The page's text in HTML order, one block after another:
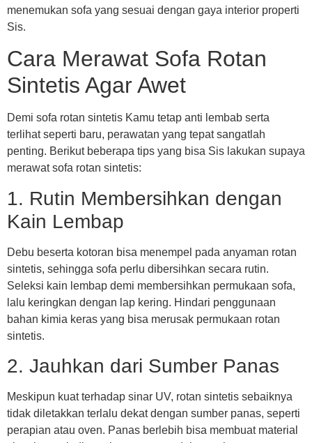
menemukan sofa yang sesuai dengan gaya interior properti
Sis.
Cara Merawat Sofa Rotan
Sintetis Agar Awet
Demi sofa rotan sintetis Kamu tetap anti lembab serta
terlihat seperti baru, perawatan yang tepat sangatlah
penting. Berikut beberapa tips yang bisa Sis lakukan supaya
merawat sofa rotan sintetis:
1. Rutin Membersihkan dengan
Kain Lembap
Debu beserta kotoran bisa menempel pada anyaman rotan
sintetis, sehingga sofa perlu dibersihkan secara rutin.
Seleksi kain lembap demi membersihkan permukaan sofa,
lalu keringkan dengan lap kering. Hindari penggunaan
bahan kimia keras yang bisa merusak permukaan rotan
sintetis.
2. Jauhkan dari Sumber Panas
Meskipun kuat terhadap sinar UV, rotan sintetis sebaiknya
tidak diletakkan terlalu dekat dengan sumber panas, seperti
perapian atau oven. Panas berlebih bisa membuat material